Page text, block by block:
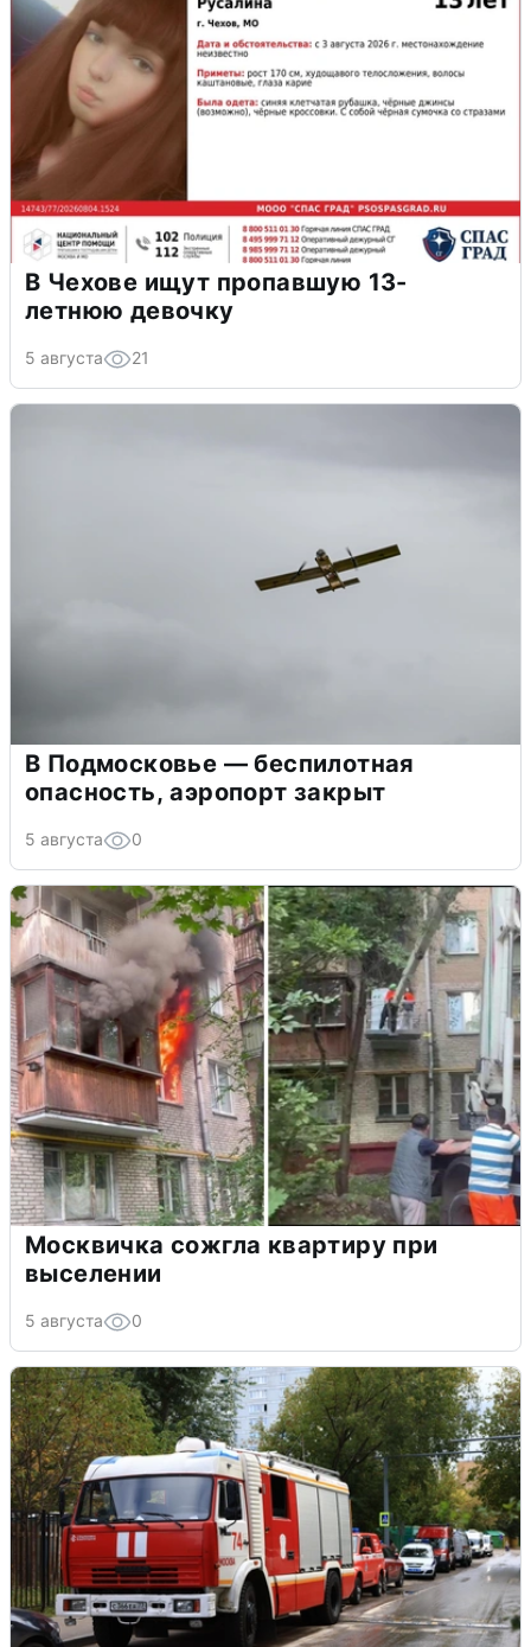
В Чехове ищут пропавшую 13-
летнюю девочку
5 августа 21
В Подмосковье — беспилотная
опасность, аэропорт закрыт
5 августа 0
Москвичка сожгла квартиру при
выселении
5 августа 0